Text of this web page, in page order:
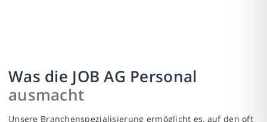
Was die JOB AG Personal
ausmacht
Unsere Branchenspezialisierung ermöglicht es, auf den oft